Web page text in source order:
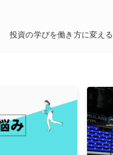
投資の学びを働き方に変える